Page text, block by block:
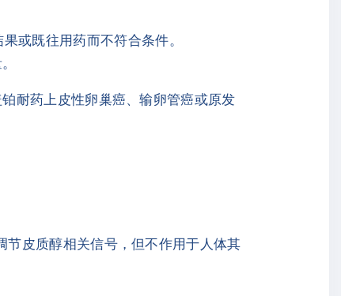
或既往用药而不符合条件。
耐药上皮性卵巢癌、输卵管癌或原发
节皮质醇相关信号，但不作用于人体其